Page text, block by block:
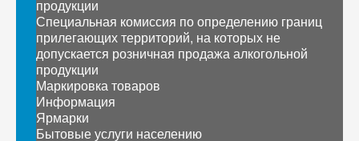
продукции
Специальная комиссия по определению границ
прилегающих территорий, на которых не
допускается розничная продажа алкогольной
продукции
Маркировка товаров
Информация
Ярмарки
Бытовые услуги населению